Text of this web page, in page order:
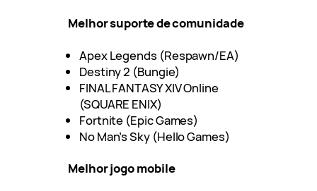
Melhor suporte de comunidade
Apex Legends (Respawn/EA)
Destiny 2 (Bungie)
FINAL FANTASY XIV Online
(SQUARE ENIX)
Fortnite (Epic Games)
No Man’s Sky (Hello Games)
Melhor jogo mobile